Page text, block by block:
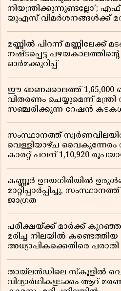
നിയന്ത്രിക്കുന്നുണ്ടല്ലോ’;
യുഎസ് വിമർശനങ്ങൾക്ക്
മണ്ണിൽ പിറന്ന് മണ്ണിലേക്ക്
നഷ്ടപ്പെട്ട
ഓർമക്കുറിപ്പ്
ഈ ഓണക്കാലത്ത് 1,65,000
വിതരണം ചെയ്യുമെന്ന്
സഞ്ചരിക്കുന്ന റേഷൻ
സംസ്ഥാനത്ത്
വെള്ളിയാഴ്ച വൈകുന്നേരം
കാരറ്റ് പവന് 1,10,920
കണ്ണൂർ ഉദയഗിരിയിൽ
മാറ്റിപ്പാർപ്പിച്ചു,
ജാഗ്രത
പരീക്ഷയ്ക്ക് മാർക്ക് കുറഞ്ഞു;
മരിച്ച നിലയിൽ
അധ്യാപികക്കെതിരെ പരാതി
തായ്‌ലൻഡിലെ സ്‌കൂളിൽ
വിദ്യാർഥികളടക്കം ആറ്